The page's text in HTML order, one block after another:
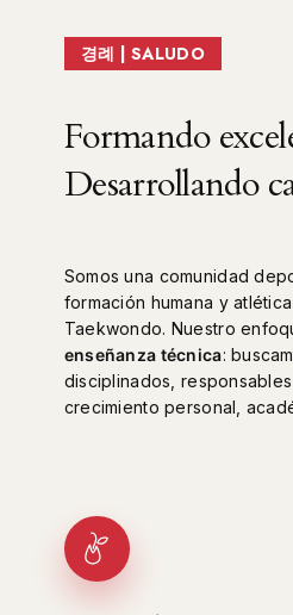
경례 | SALUDO
Formando
Desarrollando
Somos una comunidad
formación humana y
Taekwondo. Nuestro
enseñanza técnica:
disciplinados,
crecimiento personal,